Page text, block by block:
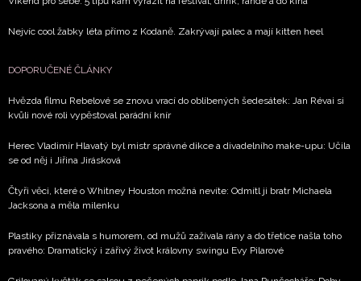
Nejvíc cool žabky léta přímo z Kodaně. Zakrývají palec a mají kitten heel
DOPORUČENÉ ČLÁNKY
Hvězda filmu Rebelové se znovu vrací do oblíbených šedesátek: Jan Révai si
kvůli nové roli vypěstoval parádní knír
Herec Vladimír Hlavatý byl mistr správné dikce a divadelního make-upu: Učila
se od něj i Jiřina Jirásková
Čtyři věci, které o Whitney Houston možná nevíte: Odmítl ji bratr Michaela
Jacksona a měla milenku
Plastiky přiznávala s humorem, od mužů zažívala rány a do třetice našla toho
pravého: Dramatický i zářivý život královny swingu Evy Pilarové